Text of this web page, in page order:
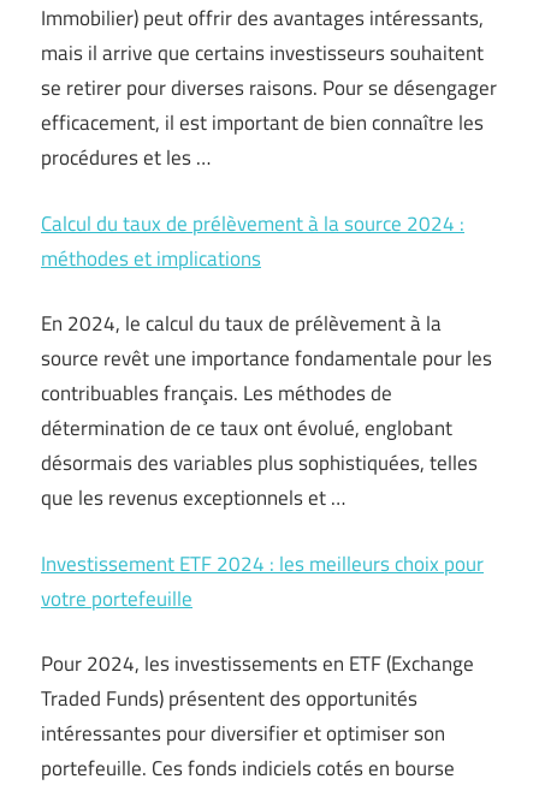
Immobilier) peut offrir des avantages intéressants,
mais il arrive que certains investisseurs souhaitent
se retirer pour diverses raisons. Pour se désengager
efficacement, il est important de bien connaître les
procédures et les …
Calcul du taux de prélèvement à la source 2024 :
méthodes et implications
En 2024, le calcul du taux de prélèvement à la
source revêt une importance fondamentale pour les
contribuables français. Les méthodes de
détermination de ce taux ont évolué, englobant
désormais des variables plus sophistiquées, telles
que les revenus exceptionnels et …
Investissement ETF 2024 : les meilleurs choix pour
votre portefeuille
Pour 2024, les investissements en ETF (Exchange
Traded Funds) présentent des opportunités
intéressantes pour diversifier et optimiser son
portefeuille. Ces fonds indiciels cotés en bourse